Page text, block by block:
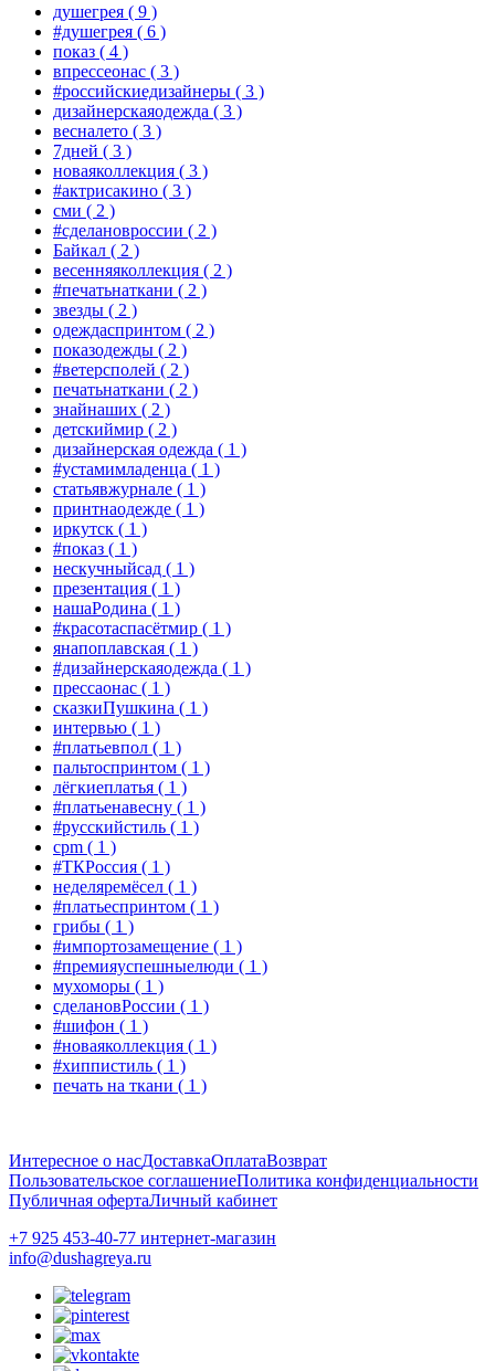
душегрея ( 9 )
#душегрея ( 6 )
показ ( 4 )
впрессеонас ( 3 )
#российскиедизайнеры ( 3 )
дизайнерскаяодежда ( 3 )
весналето ( 3 )
7дней ( 3 )
новаяколлекция ( 3 )
#актрисакино ( 3 )
сми ( 2 )
#сделановроссии ( 2 )
Байкал ( 2 )
весенняяколлекция ( 2 )
#печатьнаткани ( 2 )
звезды ( 2 )
одеждаспринтом ( 2 )
показодежды ( 2 )
#ветерсполей ( 2 )
печатьнаткани ( 2 )
знайнаших ( 2 )
детскиймир ( 2 )
дизайнерская одежда ( 1 )
#устамимладенца ( 1 )
статьявжурнале ( 1 )
принтнаодежде ( 1 )
иркутск ( 1 )
#показ ( 1 )
нескучныйсад ( 1 )
презентация ( 1 )
нашаРодина ( 1 )
#красотаспасётмир ( 1 )
янапоплавская ( 1 )
#дизайнерскаяодежда ( 1 )
прессаонас ( 1 )
сказкиПушкина ( 1 )
интервью ( 1 )
#платьевпол ( 1 )
пальтоспринтом ( 1 )
лёгкиеплатья ( 1 )
#платьенавесну ( 1 )
#русскийстиль ( 1 )
cpm ( 1 )
#ТКРоссия ( 1 )
неделяремёсел ( 1 )
#платьеспринтом ( 1 )
грибы ( 1 )
#импортозамещение ( 1 )
#премияуспешныелюди ( 1 )
мухоморы ( 1 )
сделановРоссии ( 1 )
#шифон ( 1 )
#новаяколлекция ( 1 )
#хиппистиль ( 1 )
печать на ткани ( 1 )
Интересное о насДоставкаОплатаВозврат
Пользовательское соглашениеПолитика конфиденциальности
Публичная офертаЛичный кабинет
+7 925 453-40-77 интернет-магазин
info@dushagreya.ru